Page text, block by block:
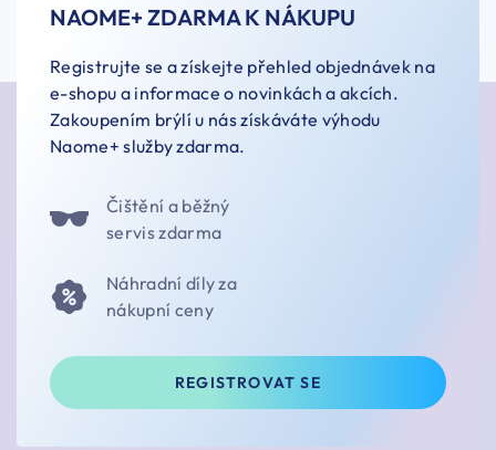
NAOME+ ZDARMA K NÁKUPU
Registrujte se a získejte přehled objednávek na
e-shopu a informace o novinkách a akcích.
Zakoupením brýlí u nás získáváte výhodu
Naome+ služby zdarma.
Čištění a běžný
servis zdarma
Náhradní díly za
nákupní ceny
REGISTROVAT SE